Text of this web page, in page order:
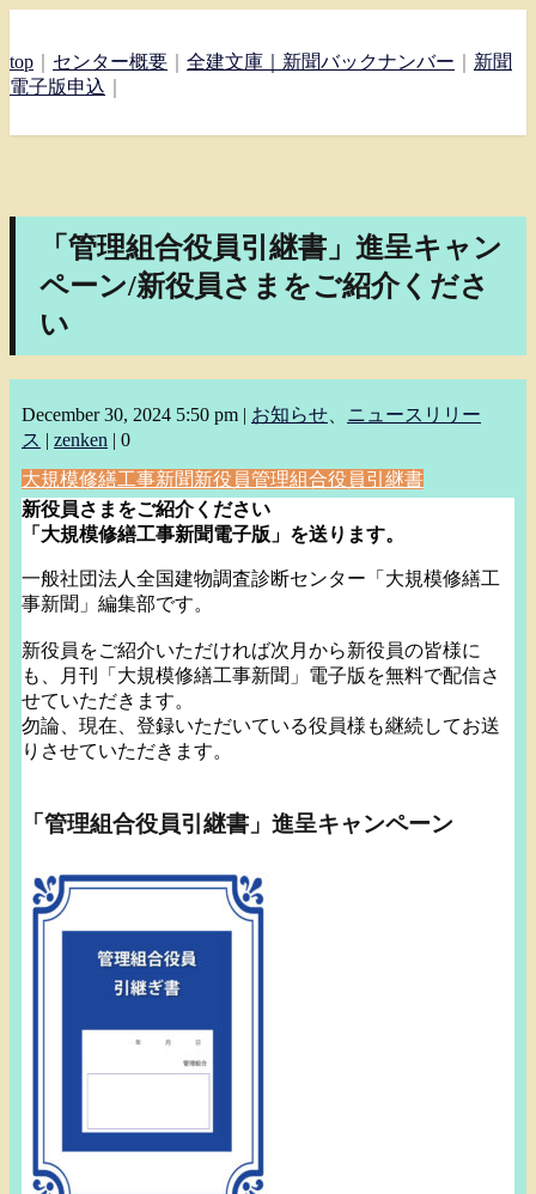
top センター概要 全建文庫｜ 新聞バックナンバー
新聞
電子版申込
「管理組合役員引継書」進呈キャン
ペーン/新役員さまをご紹介くださ
い
December 30, 2024 5:50 pm | お知らせ
ニュースリリー
ス | zenken | 0
大規模修繕工事新聞新役員管理組合役員引継書
新役員さまをご紹介ください
「大規模修繕工事新聞電子版」を送ります。
一般社団法人全国建物調査診断センター「大規模修繕工
事新聞」 編集部です。
新役員をご紹介いただければ次月から新役員の皆様に
も、月刊「 大規模修繕工事新聞」電子版を無料で配信さ
せていただきます。
勿論、現在、登録いただいている役員様も継続してお送
りさせていただきます。
「管理組合役員引継書」進呈キャンペーン